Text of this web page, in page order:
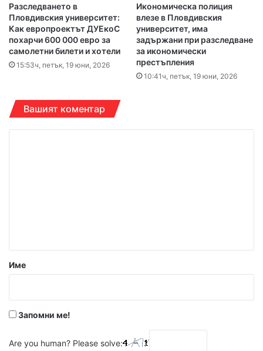
Разследването в
Пловдивския университет:
Как европроектът ДУЕкоС
похарчи 600 000 евро за
самолетни билети и хотели
15:53ч, петък, 19 юни, 2026
Икономическа полиция
влезе в Пловдивския
университет, има
задържани при разследване
за икономически
престъпления
10:41ч, петък, 19 юни, 2026
Вашият коментар
р
Име
Запомни ме!
Are you human? Please solve: